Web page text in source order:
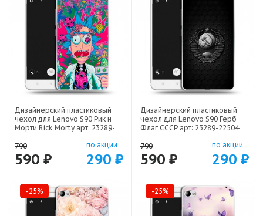
Дизайнерский пластиковый
чехол для Lenovo S90 Рик и
Морти Rick Morty арт: 23289-
790
590 ₽
по акции
290 ₽
Дизайнерский пластиковый
чехол для Lenovo S90 Герб
Флаг СССР арт: 23289-22504
790
590 ₽
по акции
290 ₽
-25% -25%